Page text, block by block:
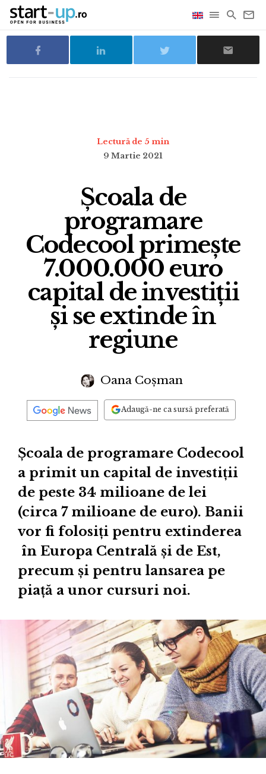
Lectură de 5 min
9 Martie 2021
Școala de
programare
Codecool primește
7.000.000 euro
capital de investiții
și se extinde în
regiune
Oana Coșman
Adaugă-ne ca sursă preferată
Școala de programare Codecool
a primit un capital de investiții
de peste 34 milioane de lei
(circa 7 milioane de euro). Banii
vor fi folosiți pentru extinderea
în Europa Centrală și de Est,
precum și pentru lansarea pe
piață a unor cursuri noi.